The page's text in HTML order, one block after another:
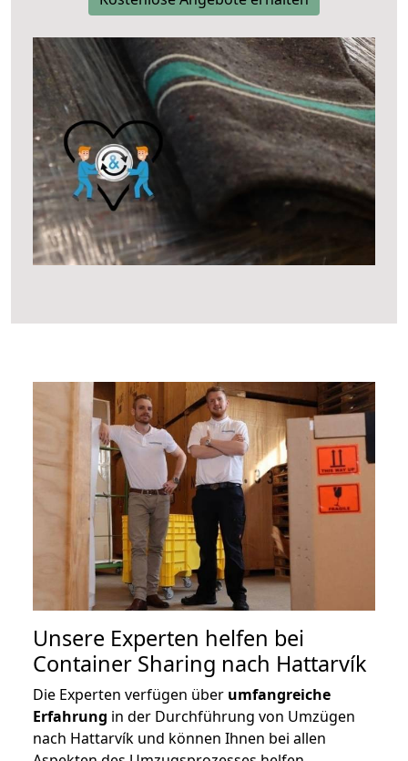
Unsere Experten helfen bei
Container Sharing nach Hattarvík
Die Experten verfügen über umfangreiche
Erfahrung in der Durchführung von Umzügen
nach Hattarvík und können Ihnen bei allen